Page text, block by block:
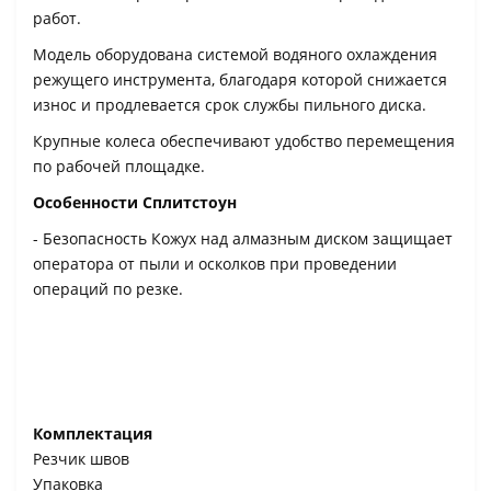
работ.
Модель оборудована системой водяного охлаждения
режущего инструмента, благодаря которой снижается
износ и продлевается срок службы пильного диска.
Крупные колеса обеспечивают удобство перемещения
по рабочей площадке.
Особенности Сплитстоун
- Безопасность Кожух над алмазным диском защищает
оператора от пыли и осколков при проведении
операций по резке.
Комплектация
Резчик швов
Упаковка